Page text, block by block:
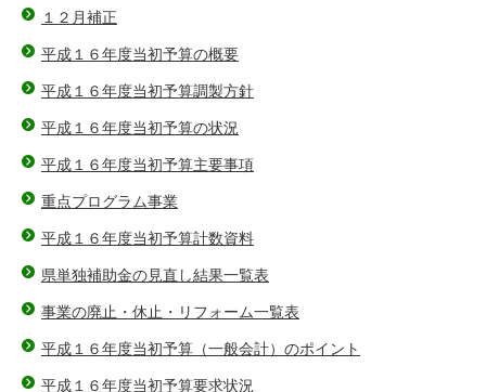
１２月補正
平成１６年度当初予算の概要
平成１６年度当初予算調製方針
平成１６年度当初予算の状況
平成１６年度当初予算主要事項
重点プログラム事業
平成１６年度当初予算計数資料
県単独補助金の見直し結果一覧表
事業の廃止・休止・リフォーム一覧表
平成１６年度当初予算（一般会計）のポイント
平成１６年度当初予算要求状況